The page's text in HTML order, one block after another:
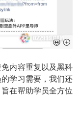
内容重复以及黑科
学习需要，我们还
在帮助学员全方位